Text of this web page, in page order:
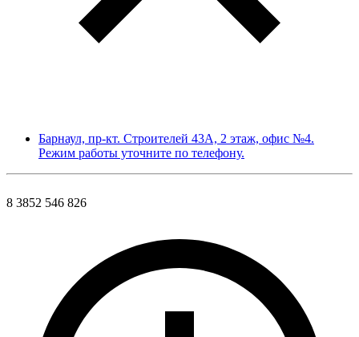
Барнаул, пр-кт. Строителей 43А, 2 этаж, офис №4.
Режим работы уточните по телефону.
8 3852 546 826